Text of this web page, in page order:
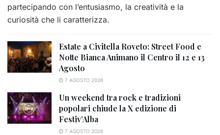
partecipando con l’entusiasmo, la creatività e la
curiosità che li caratterizza.
Estate a Civitella Roveto: Street Food e
Notte Bianca Animano il Centro il 12 e 13
Agosto
7 AGOSTO 2026
Un weekend tra rock e tradizioni
popolari chiude la X edizione di
Festiv’Alba
7 AGOSTO 2026